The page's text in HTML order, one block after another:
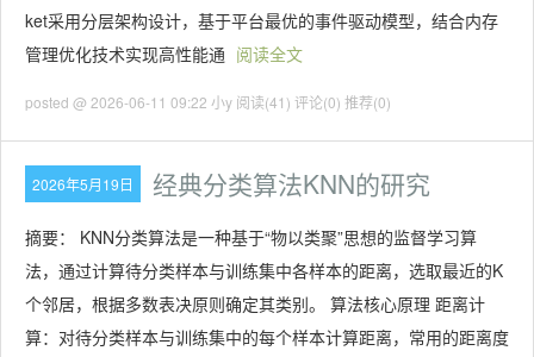
ket采用分层架构设计，基于平台最优的事件驱动模型，结合内存
管理优化技术实现高性能通 阅读全文
posted @ 2026-06-11 09:22 小y 阅读(41) 评论(0) 推荐(0)
2026年5月19日 经典分类算法KNN的研究
摘要： KNN分类算法‌是一种基于“物以类聚”思想的监督学习算
法，通过计算待分类样本与训练集中各样本的距离，选取最近的K
个邻居，根据多数表决原则确定其类别。 算法核心原理 ‌距离计
算‌：对待分类样本与训练集中的每个样本计算距离，常用的距离度